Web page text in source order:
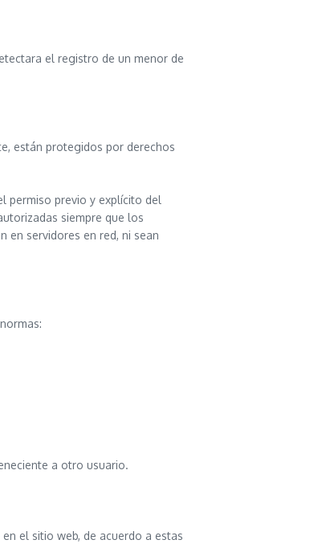
el registro de un menor de
están protegidos por derechos
permiso previo y explícito del
siempre que los
en servidores en red, ni sean
a otro usuario.
el sitio web, de acuerdo a estas